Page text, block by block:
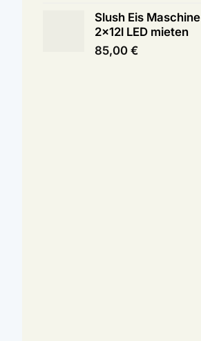
Slush Eis Maschine
2x12l LED mieten
85,00 €